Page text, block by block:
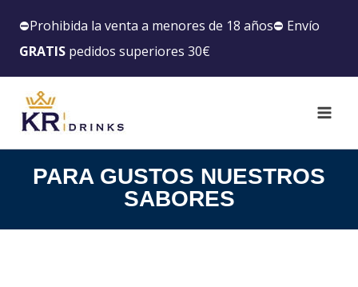
⛔️Prohibida la venta a menores de 18 años⛔️ Envío
GRATIS pedidos superiores 30€
PARA GUSTOS NUESTROS
SABORES